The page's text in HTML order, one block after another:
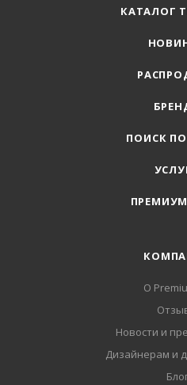
КАТАЛОГ
ПОИСК
О
Новости и
Дизайнерам и